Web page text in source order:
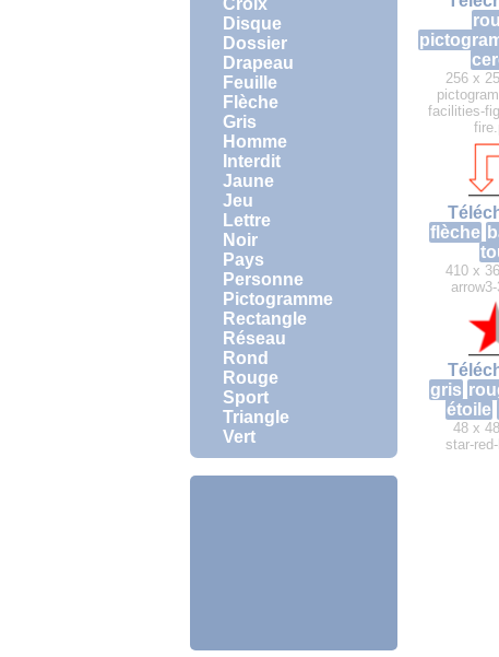
Croix
Disque
Dossier
Drapeau
Feuille
Flèche
Gris
Homme
Interdit
Jaune
Jeu
Lettre
Noir
Pays
Personne
Pictogramme
Rectangle
Réseau
Rond
Rouge
Sport
Triangle
Vert
256 x
facilities-
flèche
410 x
gris
étoile
48 x
star-